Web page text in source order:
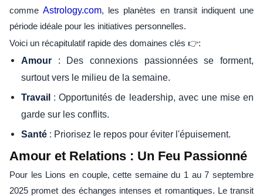
commeAstrology.com, les planètes en transit indiquent une
période idéale pour les initiatives personnelles.
Voici un récapitulatif rapide des domaines clés 👉:
Amour : Des connexions passionnées se forment,
surtout vers le milieu de la semaine.
Travail : Opportunités de leadership, avec une mise en
garde sur les conflits.
Santé : Priorisez le repos pour éviter l'épuisement.
Amour et Relations : Un Feu Passionné
Pour les Lions en couple, cette semaine du 1 au 7 septembre
2025 promet des échanges intenses et romantiques. Le transit